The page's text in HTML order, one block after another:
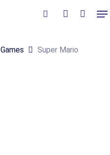
Games
Super Mario